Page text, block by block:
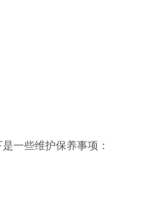
一些维护保养事项：